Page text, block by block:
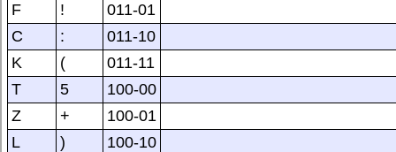
F
!
011-01
C
:
011-10
K
(
011-11
T
5
100-00
Z
+
100-01
L
)
100-10